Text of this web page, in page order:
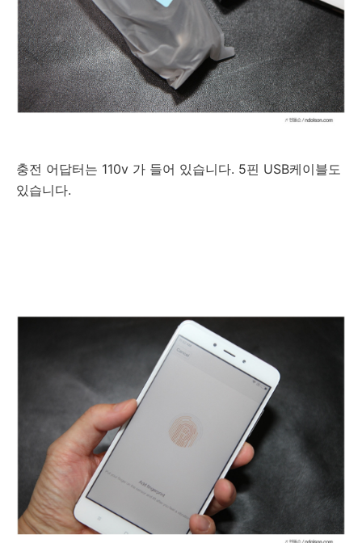
충전 어답터는 110v 가 들어 있습니다. 5핀 USB케이블도
있습니다.